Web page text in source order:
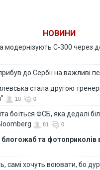
НОВИНИ
модернізують С-300 через
до Сербії на важливі
стала другою
10 0
боїться ФСБ, яка дедалі
81 0
блогожаб та фотоприколів
самі хочуть воювати, бо